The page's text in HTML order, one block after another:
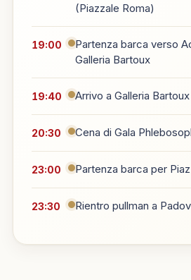
(Piazzale Roma)
19:00
Partenza barca verso
Galleria Bartoux
19:40 Arrivo a Galleria Bartoux
20:30 Cena di Gala
23:00 Partenza barca per
23:30 Rientro pullman a